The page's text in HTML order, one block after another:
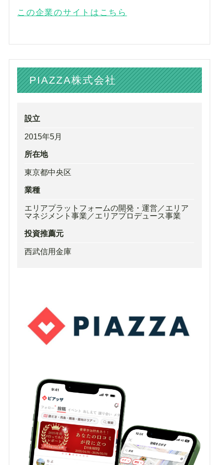
この企業のサイトはこちら
PIAZZA株式会社
設立
2015年5月
所在地
東京都中央区
業種
エリアプラットフォームの開発・運営／エリア
マネジメント事業／エリアプロデュース事業
投資推薦元
西武信用金庫